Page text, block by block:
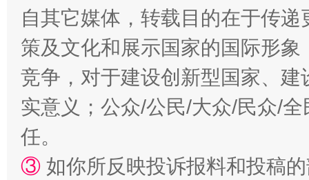
扯下公款旅游的“隐身衣” 如何以
自其它媒体，转载目的在于传
策及文化和展示国家的国际形
竞争，对于建设创新型国家、
实意义；公众/公民/大众/民众/
任。
③ 如你所反映投诉报料和投稿